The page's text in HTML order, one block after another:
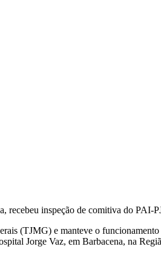
recebeu inspeção de comitiva do PAI-
(TJMG) e manteve o
Jorge Vaz, em Barbacena, na